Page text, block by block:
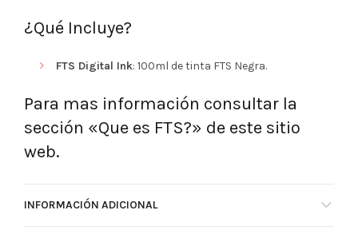
¿Qué Incluye?
FTS Digital Ink: 100ml de tinta FTS Negra.
Para mas información consultar la
sección «Que es FTS?» de este sitio
web.
INFORMACIÓN ADICIONAL